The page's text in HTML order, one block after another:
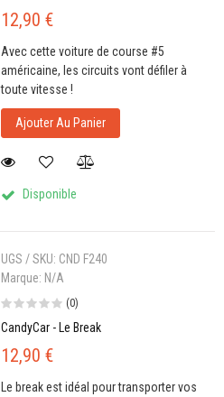
12,90 €
Avec cette voiture de course #5
américaine, les circuits vont défiler à
toute vitesse !
Ajouter Au Panier
Disponible
UGS / SKU: CND F240
Marque: N/A
(0)
CandyCar - Le Break
12,90 €
Le break est idéal pour transporter vos